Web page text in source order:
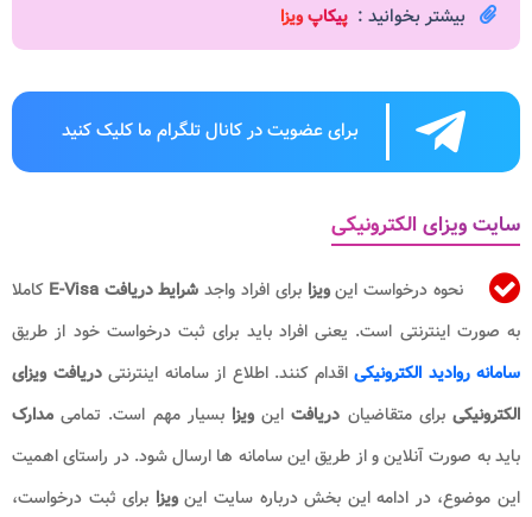
بیشتر بخوانید : پیکاپ ویزا
برای عضویت در کانال تلگرام ما کلیک کنید
سایت ویزای الکترونیکی
نحوه درخواست اینویزا برای افراد واجد شرایط دریافت E-Visa
کاملا
به صورت اینترنتی است. یعنی افراد باید برای ثبت درخواست خود از طریق
سامانه روادید الکترونیکی اقدام کنند. اطلاع از سامانه اینترنتیدریافت ویزای
الکترونیکیبرای متقاضیان دریافت این ویزا بسیار مهم است. تمامی مدارک
باید به صورت آنلاین و از طریق این سامانه ها ارسال شود. در راستای اهمیت
این موضوع، در ادامه این بخش درباره سایت اینویزا برای ثبت درخواست،